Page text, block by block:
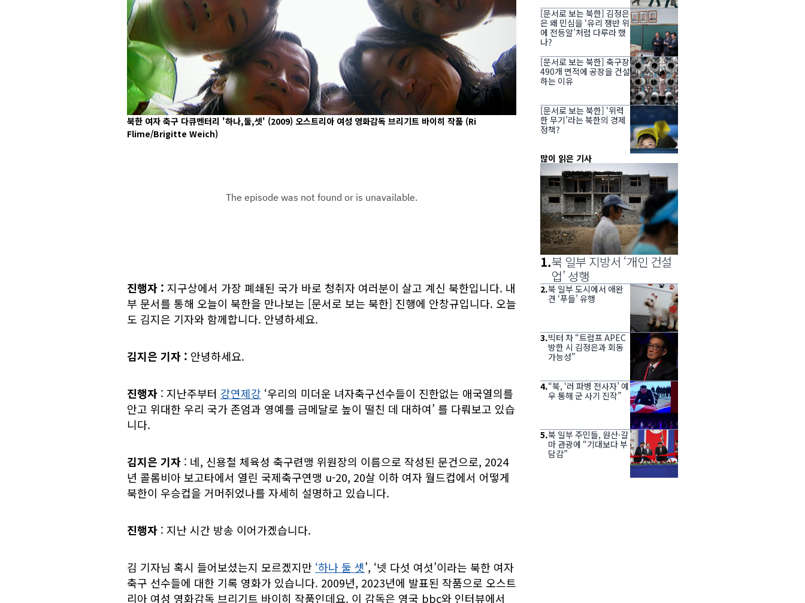
북한 여자 축구 다큐멘터리 '하나,둘,셋' (2009) 오스트리아 여성 영화감독 브리기트 바이히 작품 (Ri
Flime/Brigitte Weich)
진행자 : 지구상에서 가장 폐쇄된 국가 바로 청취자 여러분이 살고 계신 북한입니다. 내
부 문서를 통해 오늘이 북한을 만나보는 [문서로 보는 북한] 진행에 안창규입니다. 오늘
도 김지은 기자와 함께합니다. 안녕하세요.
김지은 기자 : 안녕하세요.
진행자 : 지난주부터 강연제강 ‘우리의 미더운 녀자축구선수들이 진한없는 애국열의를
안고 위대한 우리 국가 존엄과 영예를 금메달로 높이 떨친 데 대하여’ 를 다뤄보고 있습
니다.
김지은 기자 : 네, 신용철 체육성 축구련맹 위원장의 이름으로 작성된 문건으로, 2024
년 콜롬비아 보고타에서 열린 국제축구연맹 u-20, 20살 이하 여자 월드컵에서 어떻게
북한이 우승컵을 거머쥐었나를 자세히 설명하고 있습니다.
진행자 : 지난 시간 방송 이어가겠습니다.
김 기자님 혹시 들어보셨는지 모르겠지만 ‘하나 둘 셋’, ‘넷 다섯 여섯’이라는 북한 여자
축구 선수들에 대한 기록 영화가 있습니다. 2009년, 2023년에 발표된 작품으로 오스트
리아 여성 영화감독 브리기트 바이히 작품인데요. 이 감독은 영국 bbc와 인터뷰에서
[문서로 보는 북한] 김정은
은 왜 민심을 ‘유리 쟁반 위
에 전등알’처럼 다루라 했
나?
[문서로 보는 북한] 축구장
490개 면적에 공장을 건설
하는 이유
[문서로 보는 북한] ‘위력
한 무기’라는 북한의 경제
정책?
많이 읽은 기사
1.북 일부 지방서 ‘개인 건설
업’ 성행
2.북 일부 도시에서 애완
견 ‘푸들’ 유행
3.빅터 차 “트럼프 APEC
방한 시 김정은과 회동
가능성”
4.“북, ‘러 파병 전사자’ 예
우 통해 군 사기 진작”
5.북 일부 주민들, 원산·갈
마 관광에 “기대보다 부
담감”